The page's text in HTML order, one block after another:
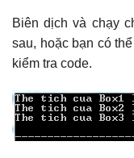
Biên dịch và chạy
sau, hoặc bạn có
kiểm tra code.